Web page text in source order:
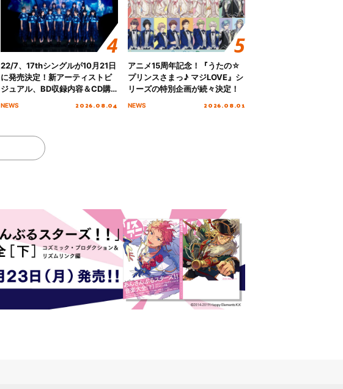
22/7、17thシングルが10月21日
に発売決定！新アーティストビ
ジュアル、BD収録内容＆CD購
NEWS 2026.08.04
アニメ15周年記念！『うたの☆
プリンスさまっ♪ マジLOVE』シ
リーズの特別企画が続々決定！
NEWS 2026.08.01